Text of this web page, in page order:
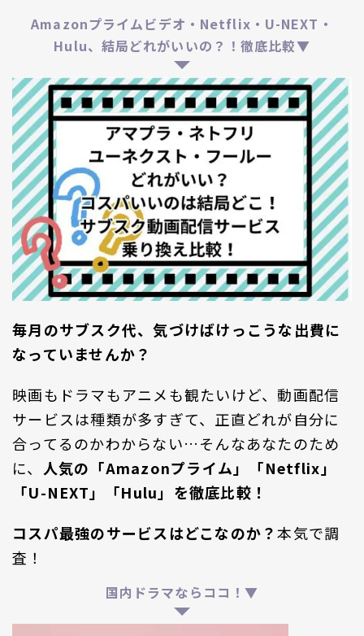
Amazonプライムビデオ・Netflix・U-NEXT・
Hulu、結局どれがいいの？！徹底比較▼
毎月のサブスク代、気づけばけっこうな出費に
なっていませんか？
映画もドラマもアニメも観たいけど、動画配信
サービスは種類が多すぎて、正直どれが自分に
合ってるのかわからない…そんなあなたのため
に、 人気の「Amazonプライム」「Netflix」
「U-NEXT」「Hulu」を徹底比較！
コスパ最強のサービスはどこなのか？本気で調
査！
国内ドラマならココ！▼